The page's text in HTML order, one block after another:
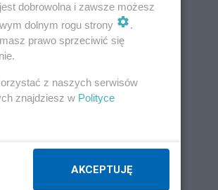
dobrowolna i zawsze możesz
dolnym rogu strony
.
prawo sprzeciwić się
z naszych serwisów
znajdziesz w Polityce
AKCEPTUJĘ